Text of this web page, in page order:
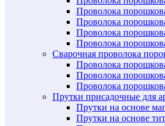
Проволока
Проволока
Проволока
Проволока
Сварочная проволока
Проволока
Проволока
Проволока
Прутки присадочные для
Прутки на основе
Прутки на основе